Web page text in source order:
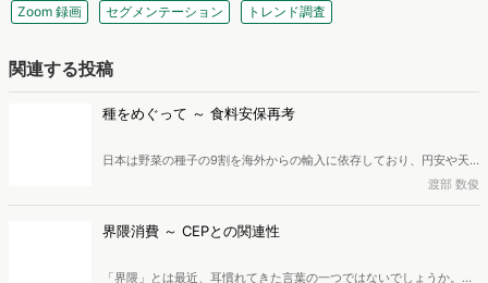
Zoom 録画
セグメンテーション トレンド調査
関連する投稿
種をめぐって ～ 食料安保再考
日本は野菜の種子の9割を海外からの輸入に依存しており、円安や天
候不順による種子の調達難は食料安全保障を揺るがす深刻な課題で
す。また、F1種の普及による在来種の衰退も問題のひとつとなってい
ます。この危機に対し、急がれる対策とは何か。広告・マーケティン
グ業界に40年近く従事し、現在は株式会社創造開発研究所所長、一般
渡部 数俊
界隈消費 ～ CEPとの関連性
「界隈」とは最近、耳慣れてきた言葉の一つではないでしょうか。そ